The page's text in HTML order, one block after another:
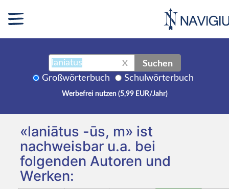
X Suchen
Großwörterbuch Schulwörterbuch
Werbefrei nutzen (5,99 EUR/Jahr)
«laniātus -ūs, m» ist
nachweisbar u.a. bei
folgenden Autoren und
Werken: